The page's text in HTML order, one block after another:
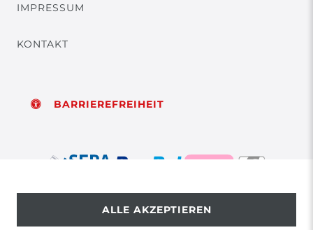
IMPRESSUM
KONTAKT
BARRIEREFREIHEIT
© Copyright 2026 | Alle Rechte vorbehalten.
ALLE AKZEPTIEREN